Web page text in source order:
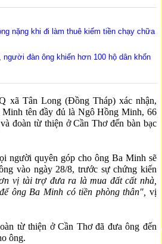
nặng khi đi làm thuê kiếm tiền chạy chữa
người đàn ông khiến hơn 100 hộ dân khốn
xã Tân Long (Đồng Tháp) xác nhận,
tên đầy đủ là Ngô Hồng Minh, 66
đoàn từ thiện ở Cần Thơ đến bàn bạc
người quyên góp cho ông Ba Minh sẽ
vào ngày 28/8, trước sự chứng kiến
vị tài trợ đưa ra là mua đất cất nhà,
ông Ba Minh có tiền phòng thân", vị
từ thiện ở Cần Thơ đã đưa ông đến
ông.